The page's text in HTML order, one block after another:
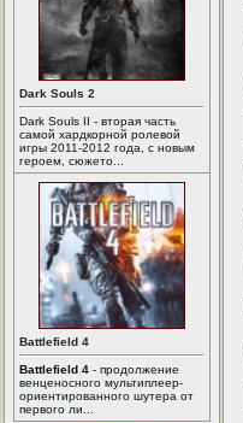
Dark Souls 2
Dark Souls II - вторая часть
самой хардкорной ролевой
игры 2011-2012 года, с новым
героем, сюжето...
Battlefield 4
Battlefield 4 - продолжение
венценосного мультиплеер-
ориентированного шутера от
первого ли...